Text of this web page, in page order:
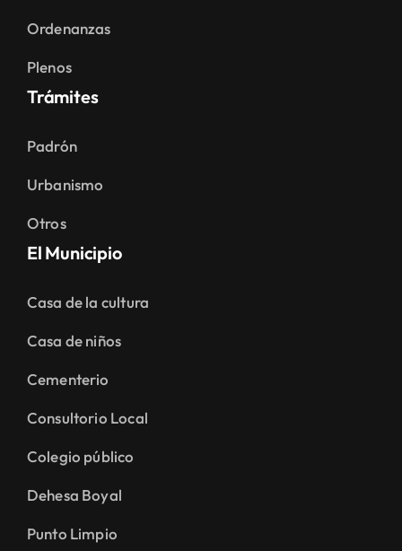
Ordenanzas
Plenos
Trámites
Padrón
Urbanismo
Otros
El Municipio
Casa de la cultura
Casa de niños
Cementerio
Consultorio Local
Colegio público
Dehesa Boyal
Punto Limpio